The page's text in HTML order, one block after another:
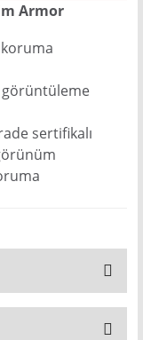
Armor
sertifikalı